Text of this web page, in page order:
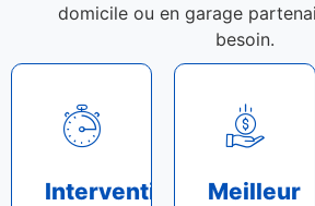
domicile ou en garage
besoin.
Intervention
Meilleur